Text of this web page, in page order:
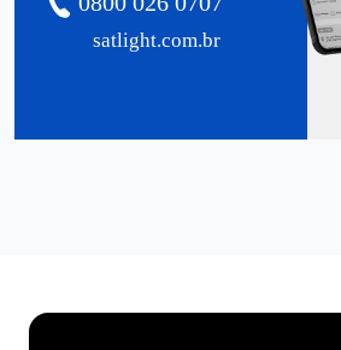
satlight.com.br